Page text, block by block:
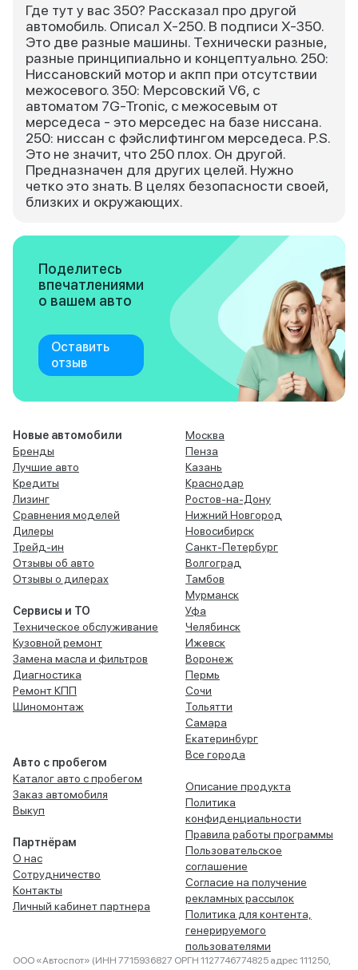
Где тут у вас 350? Рассказал про другой
автомобиль. Описал Х-250. В подписи Х-350.
Это две разные машины. Технически разные,
разные принципиально и концептуально. 250:
Ниссановский мотор и акпп при отсутствии
межосевого. 350: Мерсовский V6, с
автоматом 7G-Tronic, c межосевым от
мерседеса - это мерседес на базе ниссана.
250: ниссан с фэйслифтингом мерседеса. Р.S.
Это не значит, что 250 плох. Он другой.
Предназначен для других целей. Нужно
четко это знать. В целях безопасности своей,
близких и окружающих.
Поделитесь
впечатлениями
о вашем авто
Оставить
отзыв
Новые автомобили
Бренды
Лучшие авто
Кредиты
Лизинг
Сравнения моделей
Дилеры
Трейд-ин
Отзывы об авто
Отзывы о дилерах
Сервисы и ТО
Техническое обслуживание
Кузовной ремонт
Замена масла и фильтров
Диагностика
Ремонт КПП
Шиномонтаж
Авто с пробегом
Каталог авто с пробегом
Заказ автомобиля
Выкуп
Партнёрам
О нас
Сотрудничество
Контакты
Личный кабинет партнера
Москва
Пенза
Казань
Краснодар
Ростов-на-Дону
Нижний Новгород
Новосибирск
Санкт-Петербург
Волгоград
Тамбов
Мурманск
Уфа
Челябинск
Ижевск
Воронеж
Пермь
Сочи
Тольятти
Самара
Екатеринбург
Все города
Описание продукта
Политика
конфиденциальности
Правила работы программы
Пользовательское
соглашение
Согласие на получение
рекламных рассылок
Политика для контента,
генерируемого
пользователями
ООО «Автоспот» (ИНН 7715936827 ОРГН 1127746774825 адрес 111250,